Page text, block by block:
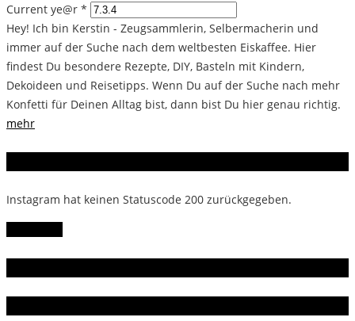
Current ye@r *
Hey! Ich bin Kerstin - Zeugsammlerin, Selbermacherin und
immer auf der Suche nach dem weltbesten Eiskaffee. Hier
findest Du besondere Rezepte, DIY, Basteln mit Kindern,
Dekoideen und Reisetipps. Wenn Du auf der Suche nach mehr
Konfetti für Deinen Alltag bist, dann bist Du hier genau richtig.
mehr
Instagram hat keinen Statuscode 200 zurückgegeben.